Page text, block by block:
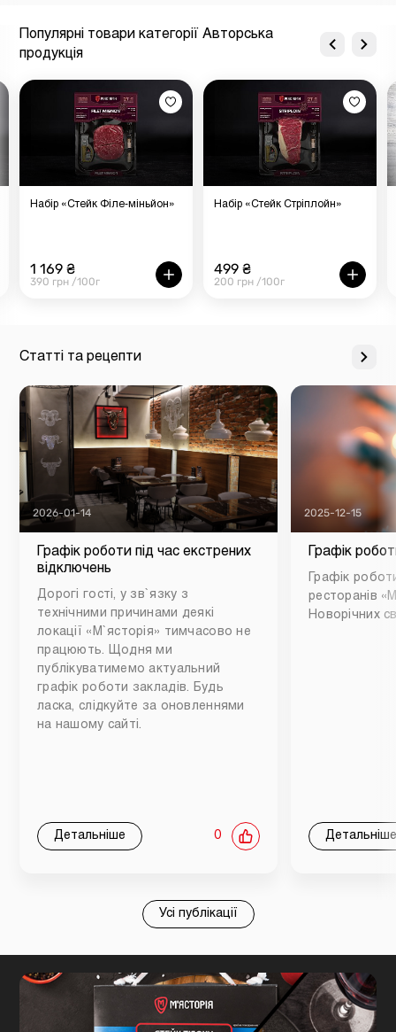
Популярні товари категорії Авторська
продукція
Набір «Стейк Філе-міньйон»
1 169 ₴
390 грн /100г
Набір «Стейк Стріплойн»
499 ₴
200 грн /100г
Статті та рецепти
2026-01-14
Графік роботи під час екстрених
відключень
Дорогі гості, у зв`язку з
технічними причинами деякі
локації «М`ясторія» тимчасово не
працюють. Щодня ми
публікуватимемо актуальний
графік роботи закладів. Будь
ласка, слідкуйте за оновленнями
на нашому сайті.
Детальніше 0
2025-12-15
Графік
Графік
ресторанів
Новорічних
Детальніше
Усі публікації